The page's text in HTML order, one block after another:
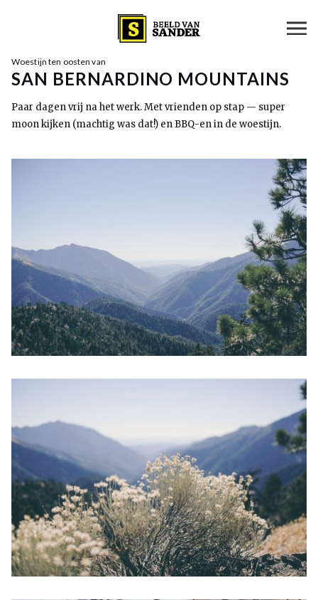
Woestijn ten oosten van
SAN BERNARDINO MOUNTAINS
Paar dagen vrij na het werk. Met vrienden op stap — super
moon kijken (machtig was dat!) en BBQ-en in de woestijn.